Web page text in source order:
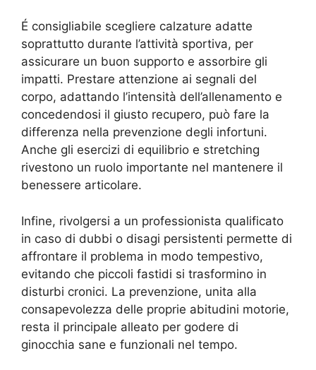
É consigliabile scegliere calzature adatte
soprattutto durante l’attività sportiva, per
assicurare un buon supporto e assorbire gli
impatti. Prestare attenzione ai segnali del
corpo, adattando l’intensità dell’allenamento e
concedendosi il giusto recupero, può fare la
differenza nella prevenzione degli infortuni.
Anche gli esercizi di equilibrio e stretching
rivestono un ruolo importante nel mantenere il
benessere articolare.
Infine, rivolgersi a un professionista qualificato
in caso di dubbi o disagi persistenti permette di
affrontare il problema in modo tempestivo,
evitando che piccoli fastidi si trasformino in
disturbi cronici. La prevenzione, unita alla
consapevolezza delle proprie abitudini motorie,
resta il principale alleato per godere di
ginocchia sane e funzionali nel tempo.